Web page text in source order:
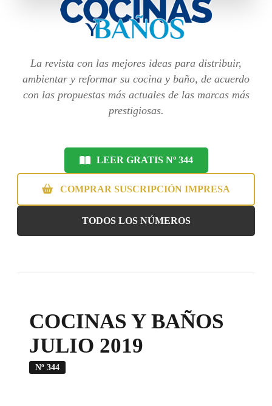
La revista con las mejores ideas para distribuir,
ambientar y reformar su cocina y baño, de acuerdo
con las propuestas más actuales de las marcas más
prestigiosas.
LEER GRATIS Nº 344
COMPRAR SUSCRIPCIÓN IMPRESA
TODOS LOS NÚMEROS
COCINAS Y BAÑOS
JULIO 2019
Nº 344